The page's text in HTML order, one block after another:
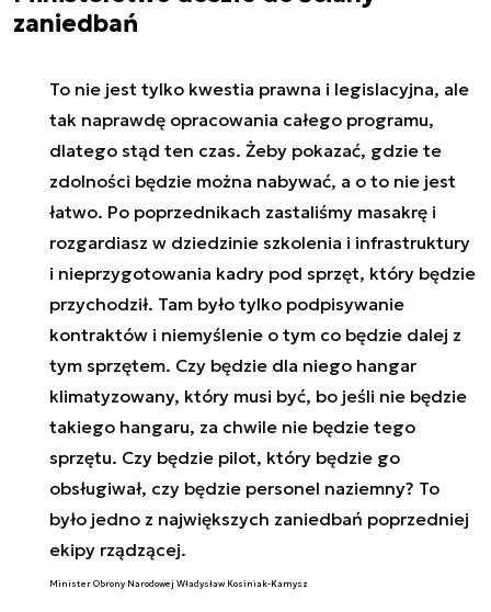
zaniedbań
To nie jest tylko kwestia prawna i legislacyjna, ale
tak naprawdę opracowania całego programu,
dlatego stąd ten czas. Żeby pokazać, gdzie te
zdolności będzie można nabywać, a o to nie jest
łatwo. Po poprzednikach zastaliśmy masakrę i
rozgardiasz w dziedzinie szkolenia i infrastruktury
i nieprzygotowania kadry pod sprzęt, który będzie
przychodził. Tam było tylko podpisywanie
kontraktów i niemyślenie o tym co będzie dalej z
tym sprzętem. Czy będzie dla niego hangar
klimatyzowany, który musi być, bo jeśli nie będzie
takiego hangaru, za chwile nie będzie tego
sprzętu. Czy będzie pilot, który będzie go
obsługiwał, czy będzie personel naziemny? To
było jedno z największych zaniedbań poprzedniej
ekipy rządzącej.
Minister Obrony Narodowej Władysław Kosiniak-Kamysz